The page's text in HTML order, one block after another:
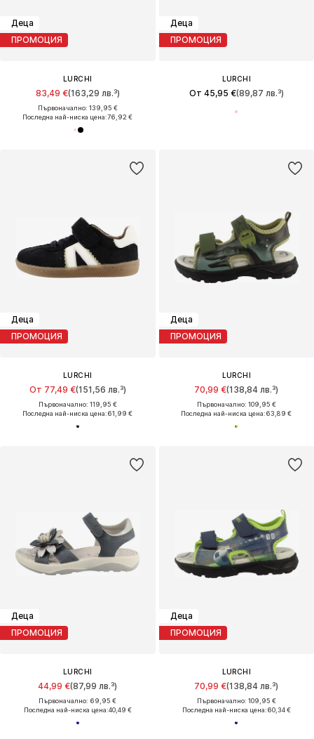
Деца
ПРОМОЦИЯ
LURCHI
83,49 €(163,29 лв.³)
Първоначално: 139,95 €
Последна най-ниска цена:76,92 €
Деца
ПРОМОЦИЯ
LURCHI
От 45,95 €(89,87 лв.³)
Деца
ПРОМОЦИЯ
LURCHI
От 77,49 €(151,56 лв.³)
Първоначално: 119,95 €
Последна най-ниска цена:61,99 €
Деца
ПРОМОЦИЯ
LURCHI
70,99 €(138,84 лв.³)
Първоначално: 109,95 €
Последна най-ниска цена:63,89 €
Деца
ПРОМОЦИЯ
LURCHI
44,99 €(87,99 лв.³)
Първоначално: 69,95 €
Последна най-ниска цена:40,49 €
Деца
ПРОМОЦИЯ
LURCHI
70,99 €(138,84 лв.³)
Първоначално: 109,95 €
Последна най-ниска цена:60,34 €